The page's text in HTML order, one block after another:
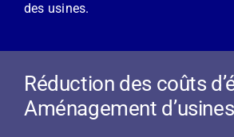
des usines.
Réduction des coûts
Aménagement d’usines